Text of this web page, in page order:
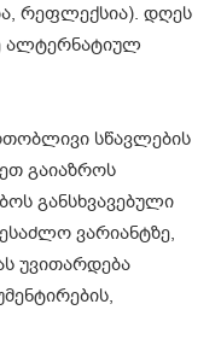
რეფლექსია). დღეს
ალტერნატიულ
სწავლების
გაიაზროს
განსხვავებული
ვარიანტზე,
უვითარდება